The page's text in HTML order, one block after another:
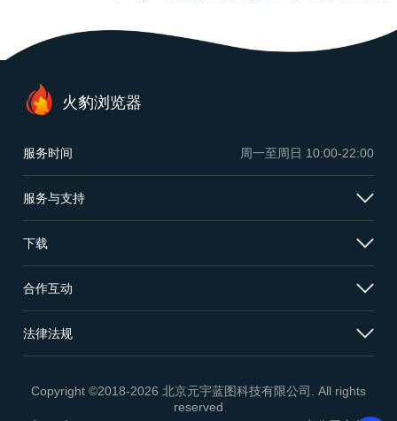
服务时间 周一至周日 10:00-22:00
火豹浏览器
服务与支持
下载
合作互动
法律法规
Copyright ©2018-2026 北京元宇蓝图科技有限公司. All rights
reserved